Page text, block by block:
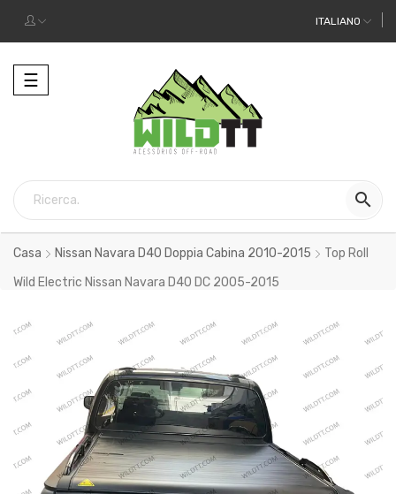
ITALIANO
Toggle
navigation
☰

Casa Nissan Navara D40 Doppia Cabina 2010-2015
Top Roll
Wild Electric Nissan Navara D40 DC 2005-2015